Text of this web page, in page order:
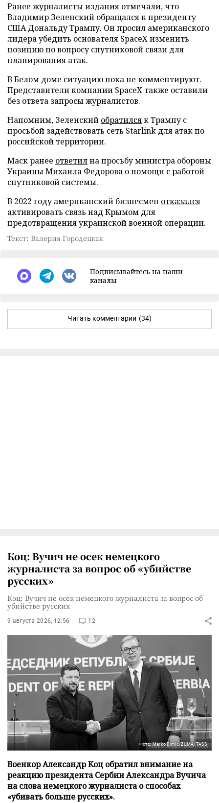
Ранее журналисты издания отмечали, что
Владимир Зеленский обращался к президенту
США Дональду Трампу. Он просил американского
лидера убедить основателя SpaceX изменить
позицию по вопросу спутниковой связи для
планирования атак.
В Белом доме ситуацию пока не комментируют.
Представители компании SpaceX также оставили
без ответа запросы журналистов.
Напомним, Зеленский обратилсяк Трампу с
просьбой задействовать сеть Starlink для атак по
российской территории.
Маск ранее ответилна просьбу министра обороны
Украины Михаила Федорова о помощи с работой
спутниковой системы.
В 2022 году американский бизнесмен отказался
активировать связь над Крымом для
предотвращения украинской военной операции.
Текст: Валерия Городецкая
Подписывайтесь на наши
каналы
Читать комментарии (34)
Коц: Вучич не осек немецкого
журналиста за вопрос об «убийстве
русских»
Коц: Вучич не осек немецкого журналиста за вопрос об
убийстве русских
9 августа 2026, 12:56 12
Фото: Marko Dimic/ZUMA/TASS
Военкор Александр Коц обратил внимание на
реакцию президента Сербии Александра Вучича
на слова немецкого журналиста о способах
«убивать больше русских».